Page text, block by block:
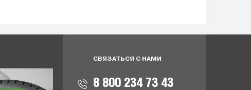
СВЯЗАТЬСЯ С НАМИ
8 800 234 73 43